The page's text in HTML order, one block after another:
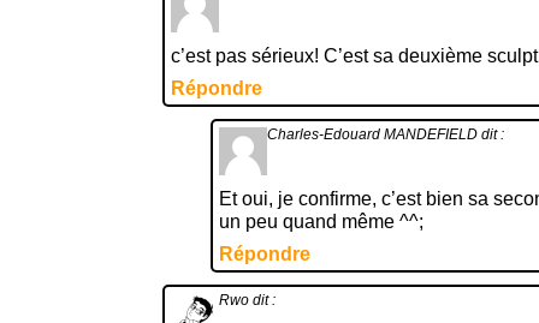
c’est pas sérieux! C’est sa deuxième
Répondre
Charles-Edouard MANDEFIELD dit :
Et oui, je confirme, c’est bien sa
un peu quand même ^^;
Répondre
Rwo dit :